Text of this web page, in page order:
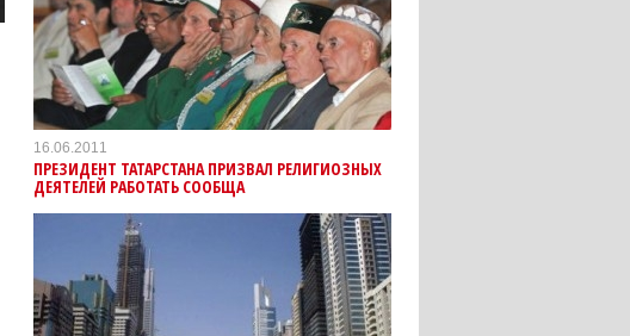
16.06.2011
ПРЕЗИДЕНТ ТАТАРСТАНА ПРИЗВАЛ РЕЛИГИОЗНЫХ
ДЕЯТЕЛЕЙ РАБОТАТЬ СООБЩА